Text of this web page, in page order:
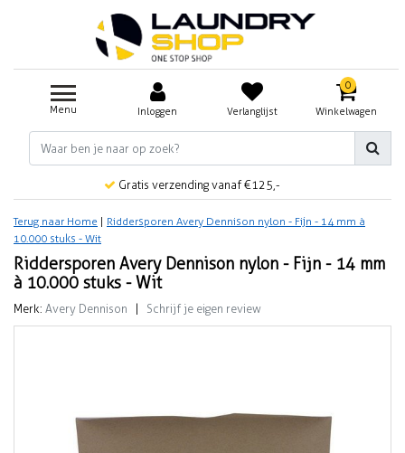
Menu Inloggen Verlanglijst
0
Winkelwagen
Gratis verzending vanaf €125,-
Terug naar Home
Riddersporen Avery Dennison nylon - Fijn - 14 mm à
10.000 stuks - Wit
Riddersporen Avery Dennison nylon - Fijn - 14 mm
à 10.000 stuks - Wit
Merk: Avery Dennison Schrijf je eigen review